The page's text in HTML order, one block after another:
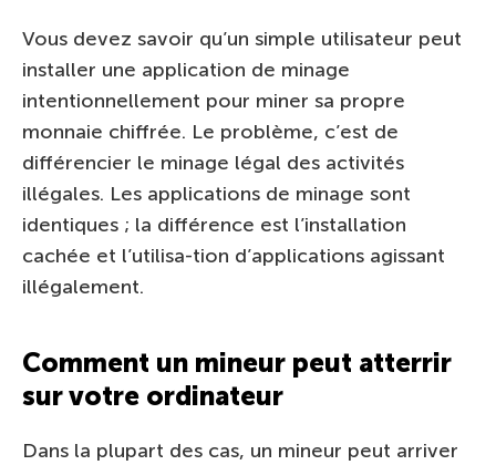
Vous devez savoir qu’un simple utilisateur peut
installer une application de minage
intentionnellement pour miner sa propre
monnaie chiffrée. Le problème, c’est de
différencier le minage légal des activités
illégales. Les applications de minage sont
identiques ; la différence est l’installation
cachée et l’utilisa-tion d’applications agissant
illégalement.
Comment un mineur peut atterrir
sur votre ordinateur
Dans la plupart des cas, un mineur peut arriver